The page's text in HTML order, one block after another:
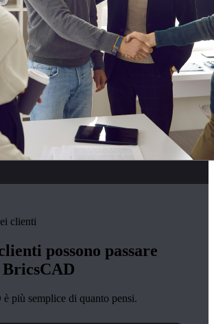
clienti
possono passare
più semplice di quanto pensi.